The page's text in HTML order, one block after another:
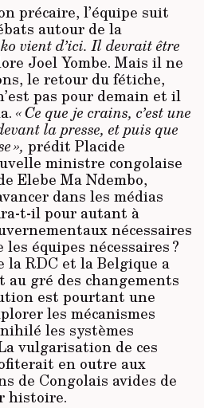
précaire, l’équipe suit
autour de la
vient d’ici. Il devrait être
Joel Yombe. Mais il ne
le retour du fétiche,
pas pour demain et il
« Ce que je crains, c’est une
la presse, et puis que
», prédit Placide
ministre congolaise
Elebe Ma Ndembo,
dans les médias
t-il pour autant à
nécessaires
équipes nécessaires ?
la RDC et la Belgique a
gré des changements
est pourtant une
les mécanismes
les systèmes
vulgarisation de ces
en outre aux
de Congolais avides de
histoire.